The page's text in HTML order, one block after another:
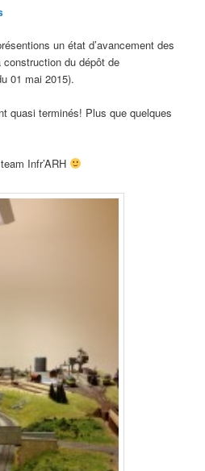
un état d’avancement des
du dépôt de
01 mai 2015).
quasi terminés! Plus que quelques
Infr’ARH